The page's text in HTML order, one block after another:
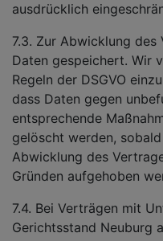
ausdrücklich
7.3. Zur Abwicklung
Daten gespeichert. Wir
Regeln der DSGVO
dass Daten gegen
entsprechende
gelöscht werden,
Abwicklung des
Gründen aufgehoben
7.4. Bei Verträgen mit
Gerichtsstand Neuburg